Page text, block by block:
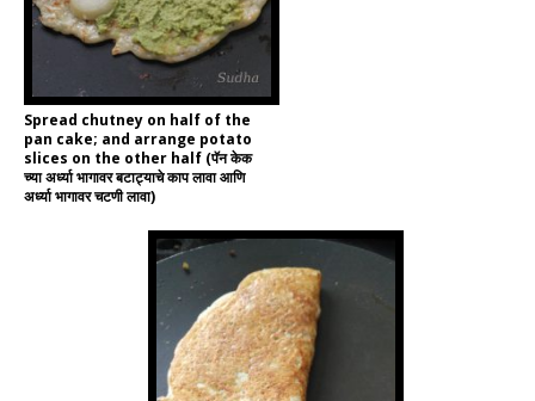
Spread chutney on half of the
pan cake; and arrange potato
slices on the other half (पॅन केक
च्या अर्ध्या भागावर बटाट्याचे काप लावा आणि
अर्ध्या भागावर चटणी लावा)